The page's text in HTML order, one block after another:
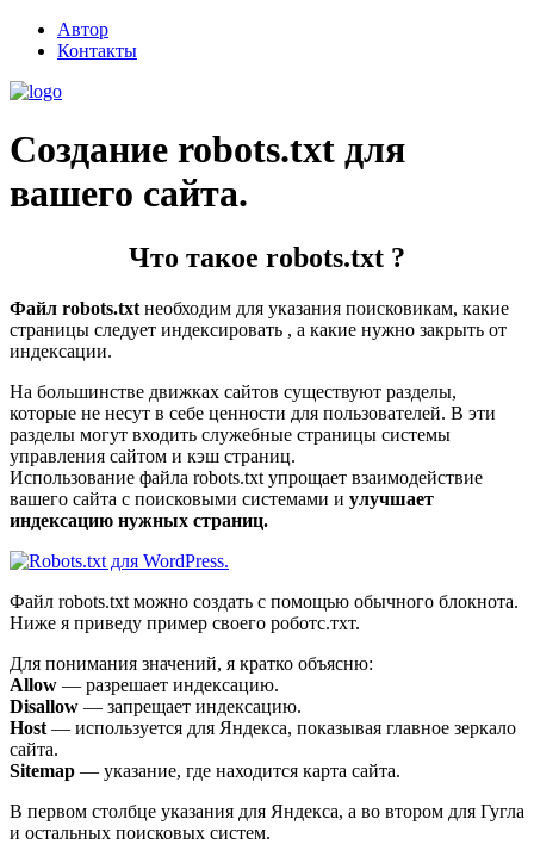
Автор
Контакты
Создание robots.txt для
вашего сайта.
Что такое robots.txt ?
Файл robots.txt необходим для указания поисковикам, какие
страницы следует индексировать , а какие нужно закрыть от
индексации.
На большинстве движках сайтов существуют разделы,
которые не несут в себе ценности для пользователей. В эти
разделы могут входить служебные страницы системы
управления сайтом и кэш страниц.
Использование файла robots.txt упрощает взаимодействие
вашего сайта с поисковыми системами и улучшает
индексацию нужных страниц.
Файл robots.txt можно создать с помощью обычного блокнота.
Ниже я приведу пример своего роботс.тхт.
Для понимания значений, я кратко объясню:
Allow — разрешает индексацию.
Disallow — запрещает индексацию.
Host — используется для Яндекса, показывая главное зеркало
сайта.
Sitemap — указание, где находится карта сайта.
В первом столбце указания для Яндекса, а во втором для Гугла
и остальных поисковых систем.